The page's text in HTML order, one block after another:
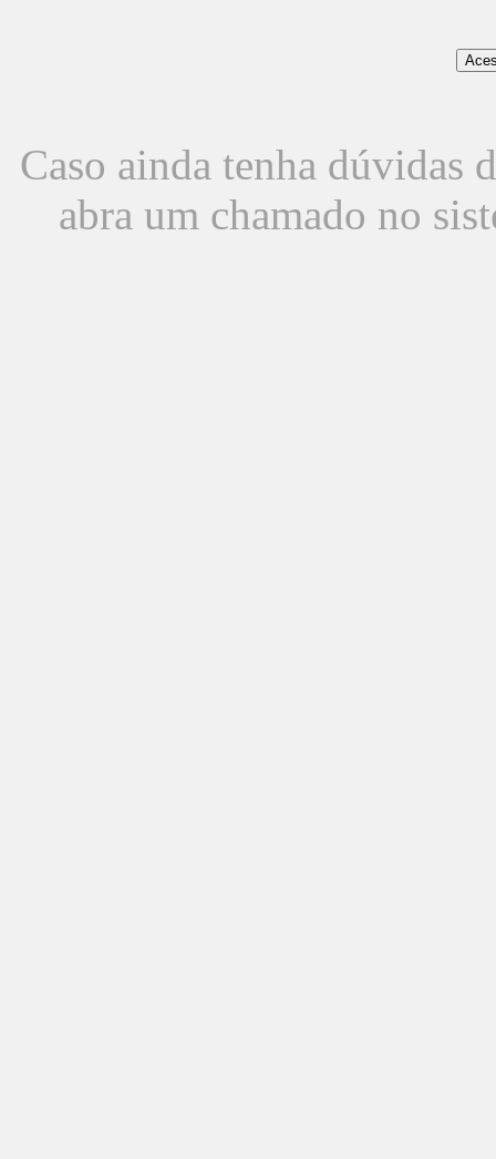
Caso ainda tenha dúvidas
abra um chamado no